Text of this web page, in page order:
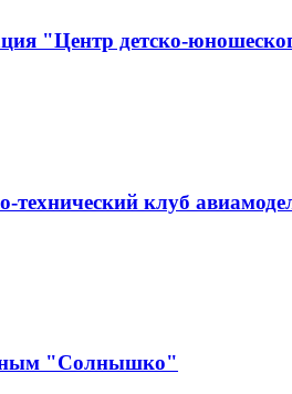
"Центр детско-
клуб
"Солнышко"